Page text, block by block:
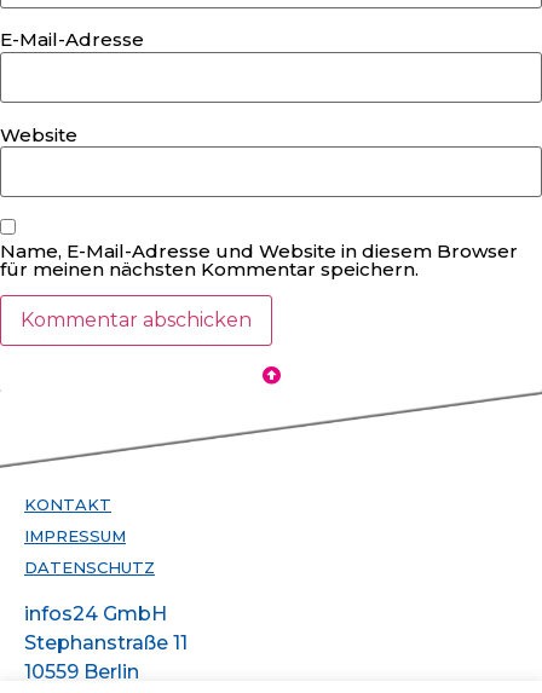
E-Mail-Adresse
Website
Name, E-Mail-Adresse und Website in diesem Browser
für meinen nächsten Kommentar speichern.
KONTAKT
IMPRESSUM
DATENSCHUTZ
infos24 GmbH
Stephanstraße 11
10559 Berlin